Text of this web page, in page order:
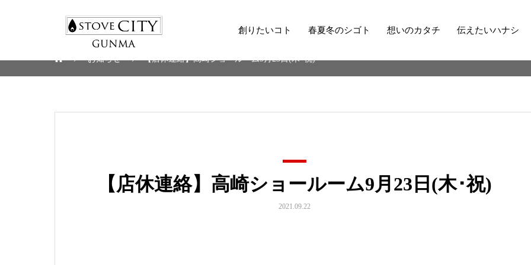
創りたいコト 春夏冬のシゴト 想いのカタチ 伝えたいハナシ
お知らせ 【店休連絡】高崎ショールーム9月23日(木･祝)
【店休連絡】高崎ショールーム9月23日(木･祝)
2021.09.22